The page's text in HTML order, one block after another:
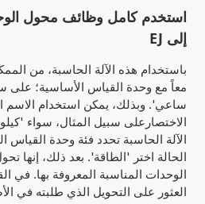
إلى EJ
باستخدام هذه الآلة الحاسبة، من
ساعي'. وبذلك، يمكن استخدام الاسم
الآلة الحاسبة تحدد فئة وحدة القياس
الحالة اختر 'الطاقة'. بعد ذلك، إنها
الوحدات المناسبة المعروفة بها. في
العثور على التحويل الذي طلبته في